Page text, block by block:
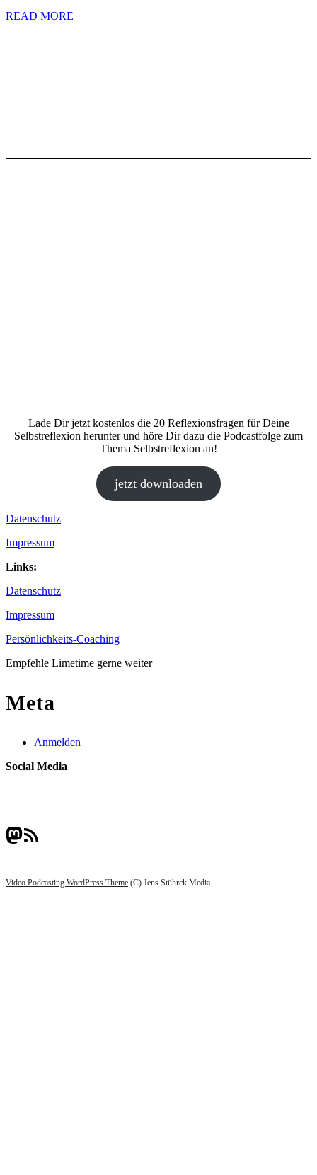
READ MORE
Lade Dir jetzt kostenlos die 20 Reflexionsfragen für Deine
Selbstreflexion herunter und höre Dir dazu die Podcastfolge zum
Thema Selbstreflexion an!
jetzt downloaden
Datenschutz
Impressum
Links:
Datenschutz
Impressum
Persönlichkeits-Coaching
Empfehle Limetime gerne weiter
Meta
Anmelden
Social Media
Mastodon
RSS-Feed
Video Podcasting WordPress Theme (C) Jens Stührck Media